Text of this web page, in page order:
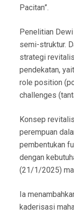
Pacitan”.
Penelitian
semi-struktur.
strategi
pendekatan,
role position
challenges
Konsep
perempuan
pembentukan
dengan
(21/1/2025)
Ia
kaderisasi